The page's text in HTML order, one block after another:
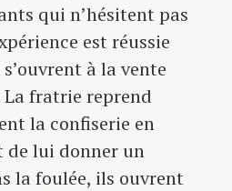
qui n’hésitent pas
est réussie
à la vente
fratrie reprend
la confiserie en
de lui donner un
la foulée, ils ouvrent